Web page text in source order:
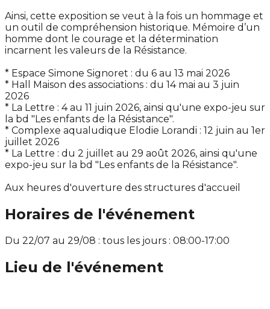
Ainsi, cette exposition se veut à la fois un hommage et
un outil de compréhension historique. Mémoire d’un
homme dont le courage et la détermination
incarnent les valeurs de la Résistance.
* Espace Simone Signoret : du 6 au 13 mai 2026
* Hall Maison des associations : du 14 mai au 3 juin
2026
* La Lettre : 4 au 11 juin 2026, ainsi qu'une expo-jeu sur
la bd "Les enfants de la Résistance".
* Complexe aqualudique Elodie Lorandi : 12 juin au 1er
juillet 2026
* La Lettre : du 2 juillet au 29 août 2026, ainsi qu'une
expo-jeu sur la bd "Les enfants de la Résistance".
Aux heures d'ouverture des structures d'accueil
Horaires de l'événement
Du 22/07 au 29/08 : tous les jours : 08:00-17:00
Lieu de l'événement